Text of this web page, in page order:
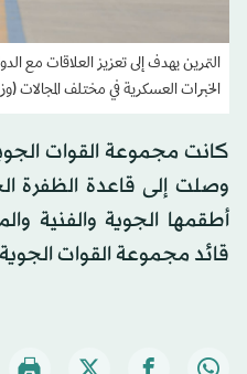
التمرين يهدف إلى تعزيز العلاقات مع
الخبرات العسكرية في مختلف المجالات
كانت مجموعة القوات
وصلت إلى قاعدة الظفرة
أطقمها الجوية والفنية
قائد مجموعة القوات